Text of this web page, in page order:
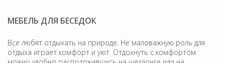
МЕБЕЛЬ ДЛЯ БЕСЕДОК
Все любят отдыхать на природе. Не маловажную роль для
отдыха играет комфорт и уют. Отдохнуть с комфортом